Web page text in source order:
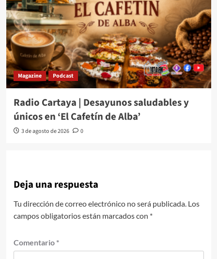
Magazine Podcast
Radio Cartaya | Desayunos saludables y
únicos en ‘El Cafetín de Alba’
3 de agosto de 2026 0
Deja una respuesta
Tu dirección de correo electrónico no será publicada. Los
campos obligatorios están marcados con *
Comentario *